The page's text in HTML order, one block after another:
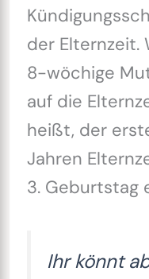
der Elternzeit.
8-wöchige
auf die
heißt, der
Jahren
3. Geburtstag
Ihr könnt